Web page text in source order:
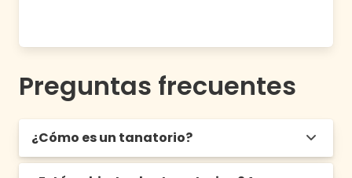
Preguntas frecuentes
¿Cómo es un tanatorio?